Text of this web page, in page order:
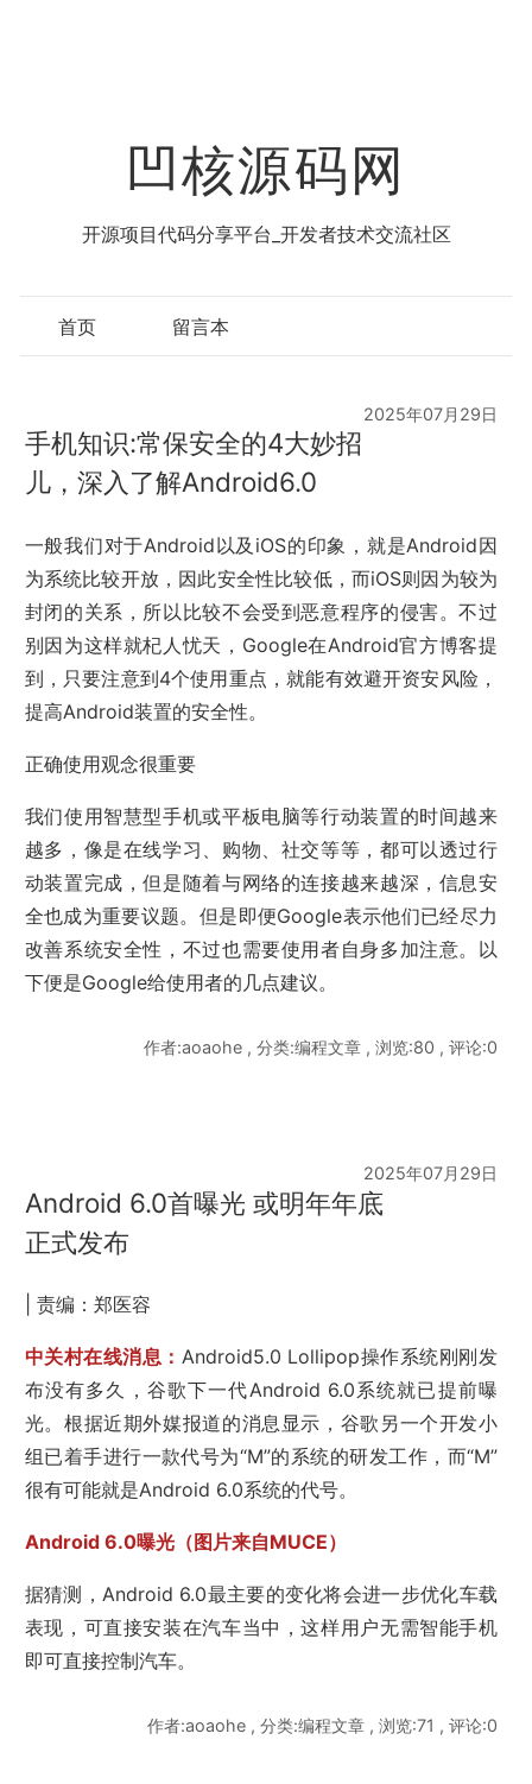
凹核源码网
开源项目代码分享平台_开发者技术交流社区
首页 留言本
2025年07月29日
手机知识:常保安全的4大妙招
儿，深入了解Android6.0
一般我们对于Android以及iOS的印象，就是Android因
为系统比较开放，因此安全性比较低，而iOS则因为较为
封闭的关系，所以比较不会受到恶意程序的侵害。不过
别因为这样就杞人忧天，Google在Android官方博客提
到，只要注意到4个使用重点，就能有效避开资安风险，
提高Android装置的安全性。
正确使用观念很重要
我们使用智慧型手机或平板电脑等行动装置的时间越来
越多，像是在线学习、购物、社交等等，都可以透过行
动装置完成，但是随着与网络的连接越来越深，信息安
全也成为重要议题。但是即便Google表示他们已经尽力
改善系统安全性，不过也需要使用者自身多加注意。以
下便是Google给使用者的几点建议。
作者:aoaohe , 分类:编程文章 , 浏览:80 , 评论:0
2025年07月29日
Android 6.0首曝光 或明年年底
正式发布
| 责编：郑医容
中关村在线消息： Android5.0 Lollipop操作系统刚刚发
布没有多久，谷歌下一代Android 6.0系统就已提前曝
光。根据近期外媒报道的消息显示，谷歌另一个开发小
组已着手进行一款代号为“M”的系统的研发工作，而“M”
很有可能就是Android 6.0系统的代号。
Android 6.0曝光（图片来自MUCE）
据猜测，Android 6.0最主要的变化将会进一步优化车载
表现，可直接安装在汽车当中，这样用户无需智能手机
即可直接控制汽车。
作者:aoaohe , 分类:编程文章 , 浏览:71 , 评论:0